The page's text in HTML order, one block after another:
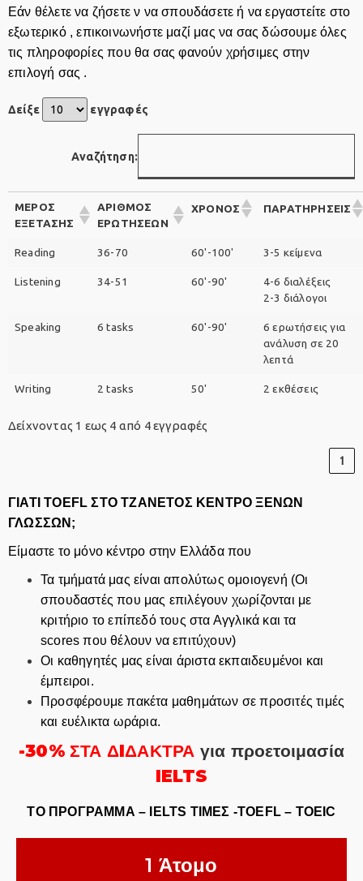
Εάν θέλετε να ζήσετε ν να σπουδάσετε ή να εργαστείτε στο
εξωτερικό , επικοινωνήστε μαζί μας να σας δώσουμε όλες
τις πληροφορίες που θα σας φανούν χρήσιμες στην
επιλογή σας .
Δείξε εγγραφές
Αναζήτηση:
ΜΕΡΟΣ
ΕΞΕΤΑΣΗΣ
ΑΡΙΘΜΟΣ
ΕΡΩΤΗΣΕΩΝ
ΧΡΟΝΟΣ ΠΑΡΑΤΗΡΗΣΕΙΣ
Reading 36-70 60'-100' 3-5 κείμενα
Listening 34-51 60'-90'
4-6 διαλέξεις
2-3 διάλογοι
Speaking 6 tasks 60'-90'
6 ερωτήσεις για
ανάλυση σε 20
λεπτά
Writing 2 tasks 50' 2 εκθέσεις
Δείχνοντας 1 εως 4 από 4 εγγραφές
1
ΓΙΑΤΙ TOEFL ΣΤΟ ΤΖΑΝΕΤΟΣ ΚΕΝΤΡΟ ΞΕΝΩΝ
ΓΛΩΣΣΩΝ;
Είμαστε το μόνο κέντρο στην Ελλάδα που
Τα τμήματά μας είναι απολύτως ομοιογενή (Οι
σπουδαστές που μας επιλέγουν χωρίζονται με
κριτήριο το επίπεδό τους στα Αγγλικά και τα
scores που θέλουν να επιτύχουν)
Οι καθηγητές μας είναι άριστα εκπαιδευμένοι και
έμπειροι.
Προσφέρουμε πακέτα μαθημάτων σε προσιτές τιμές
και ευέλικτα ωράρια.
-30% ΣΤΑ ΔIΔΑΚΤΡΑ για προετοιμασία
IELTS
ΤΟ ΠΡΟΓΡΑΜΜΑ – IELTS ΤΙΜΕΣ -TOEFL – TOEIC
1 Άτομο